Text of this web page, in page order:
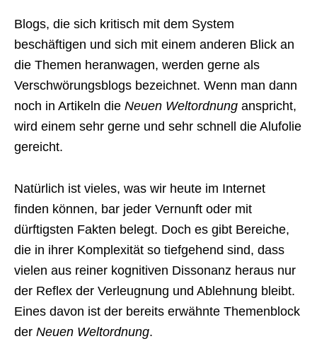
Blogs, die sich kritisch mit dem System
beschäftigen und sich mit einem anderen Blick an
die Themen heranwagen, werden gerne als
Verschwörungsblogs bezeichnet. Wenn man dann
noch in Artikeln die Neuen Weltordnung anspricht,
wird einem sehr gerne und sehr schnell die Alufolie
gereicht.
Natürlich ist vieles, was wir heute im Internet
finden können, bar jeder Vernunft oder mit
dürftigsten Fakten belegt. Doch es gibt Bereiche,
die in ihrer Komplexität so tiefgehend sind, dass
vielen aus reiner kognitiven Dissonanz heraus nur
der Reflex der Verleugnung und Ablehnung bleibt.
Eines davon ist der bereits erwähnte Themenblock
der Neuen Weltordnung.